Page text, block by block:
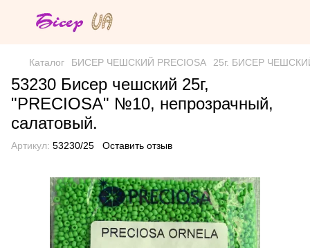
Каталог БИСЕР ЧЕШСКИЙ PRECIOSA 25г. БИСЕР ЧЕШСКИЙ
53230 Бисер чешский 25г,
"PRECIOSA" №10, непрозрачный,
салатовый.
Артикул: 53230/25 Оставить отзыв